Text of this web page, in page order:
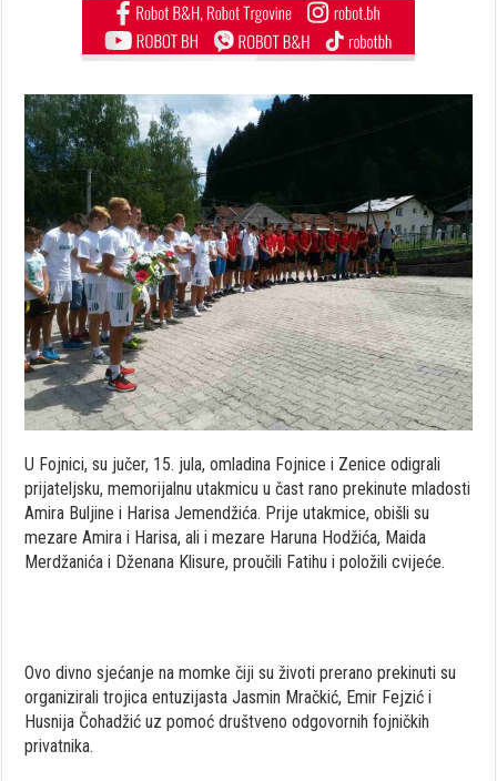
U Fojnici, su jučer, 15. jula, omladina Fojnice i Zenice odigrali
prijateljsku, memorijalnu utakmicu u čast rano prekinute mladosti
Amira Buljine i Harisa Jemendžića. Prije utakmice, obišli su
mezare Amira i Harisa, ali i mezare Haruna Hodžića, Maida
Merdžanića i Dženana Klisure, proučili Fatihu i položili cvijeće.
Ovo divno sjećanje na momke čiji su životi prerano prekinuti su
organizirali trojica entuzijasta Jasmin Mračkić, Emir Fejzić i
Husnija Čohadžić uz pomoć društveno odgovornih fojničkih
privatnika.